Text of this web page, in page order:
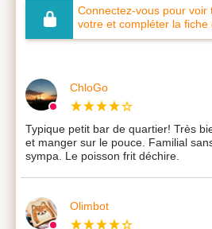
Connectez-vous pour voir
votre et compléter la fiche
ChloGo
Typique petit bar de quartier! Très
et manger sur le pouce. Familial
sympa. Le poisson frit déchire.
Olimbot